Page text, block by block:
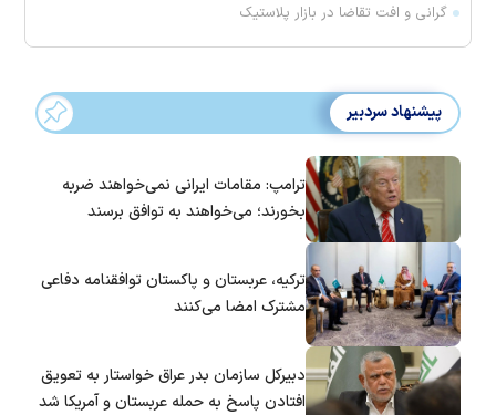
گرانی و افت تقاضا در بازار پلاستیک
پیشنهاد سردبیر
ترامپ: مقامات ایرانی نمی‌خواهند ضربه
بخورند؛ می‌خواهند به توافق برسند
ترکیه، عربستان و پاکستان توافقنامه دفاعی
مشترک امضا می‌کنند
دبیرکل سازمان بدر عراق خواستار به تعویق
افتادن پاسخ به حمله عربستان و آمریکا شد